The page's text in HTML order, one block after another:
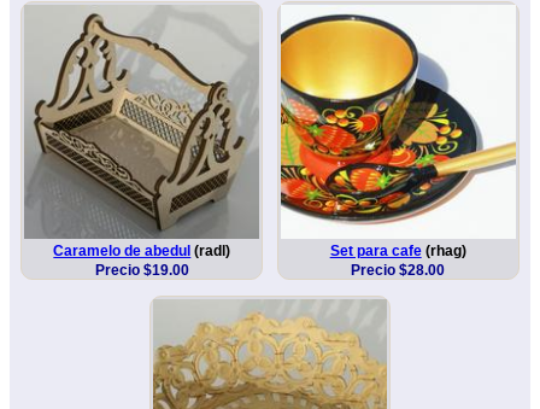
Caramelo de abedul (radl)
Precio $19.00
Set para cafe(rhag)
Precio $28.00